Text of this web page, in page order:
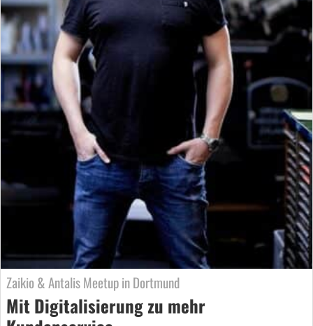
Zaikio & Antalis Meetup in Dortmund
Mit Digitalisierung zu mehr